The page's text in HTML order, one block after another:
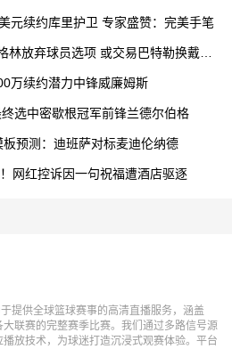
元续约库里护卫 专家盛赞：完美手笔
林放弃球员选项 或交易巴特勒换戴维
万续约潜力中锋威廉姆斯
选中密歇根冠军前锋兰德尔伯格
预测：迪班萨对标麦迪伦纳德
网红控诉因一句祝福遭酒店驱逐
提供全球篮球赛事的高清直播服务，涵盖
联赛的完整赛季比赛。我们通过多路信号源
放技术，为球迷打造沉浸式观赛体验。平台